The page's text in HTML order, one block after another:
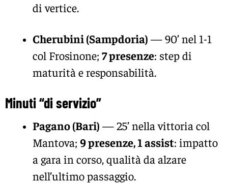
di vertice.
Cherubini (Sampdoria) — 90’ nel 1-1
col Frosinone; 7 presenze: step di
maturità e responsabilità.
Minuti “di servizio”
Pagano (Bari) — 25’ nella vittoria col
Mantova; 9 presenze, 1 assist: impatto
a gara in corso, qualità da alzare
nell’ultimo passaggio.